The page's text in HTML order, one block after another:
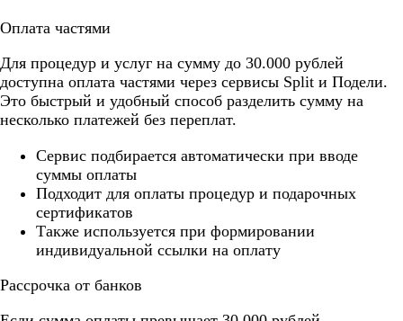
Оплата частями
Для процедур и услуг на сумму до 30.000 рублей
доступна оплата частями через сервисы Split и Подели.
Это быстрый и удобный способ разделить сумму на
несколько платежей без переплат.
Cервис подбирается автоматически при вводе
суммы оплаты
Подходит для оплаты процедур и подарочных
сертификатов
Также используется при формировании
индивидуальной ссылки на оплату
Рассрочка от банков